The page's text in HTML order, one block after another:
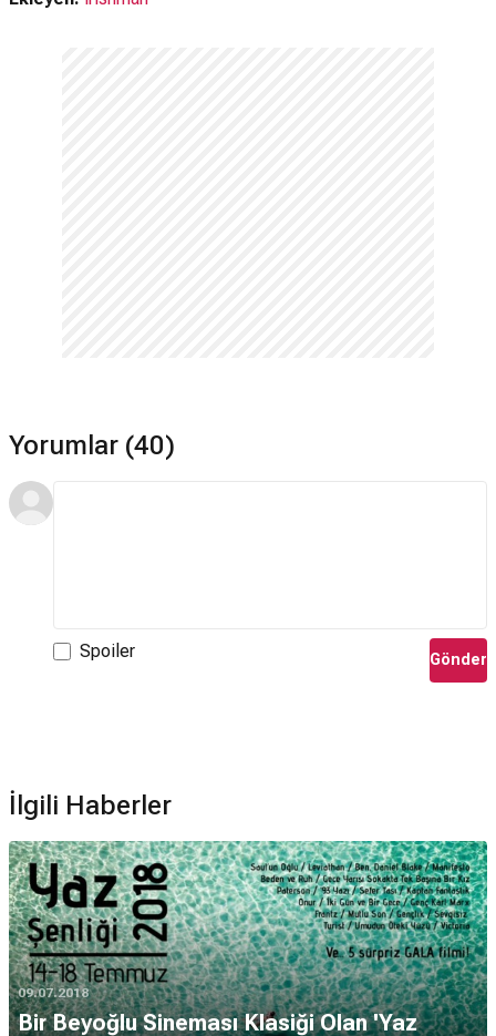
Yorumlar (40)
Spoiler Gönder
İlgili Haberler
09.07.2018
Bir Beyoğlu Sineması Klasiği Olan 'Yaz